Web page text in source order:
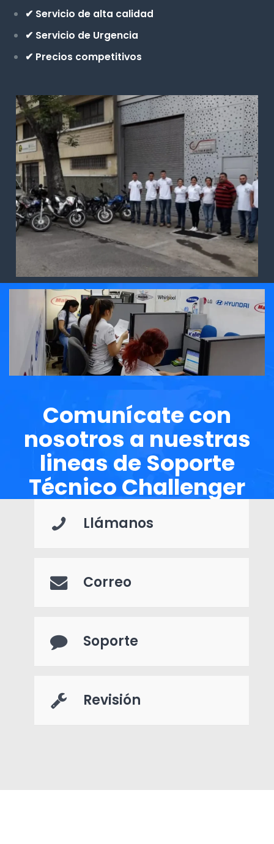
✔ Servicio de alta calidad
✔ Servicio de Urgencia
✔ Precios competitivos
Comunícate con
nosotros a nuestras
lineas de Soporte
Técnico Challenger
Llámanos
Correo
Soporte
Revisión